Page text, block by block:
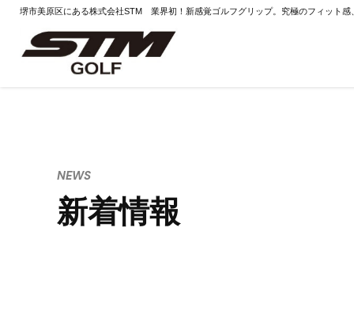
堺市美原区にある株式会社STM 業界初！新感覚ゴルフグリップ。究極のフィット感
NEWS
新着情報